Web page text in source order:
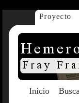
Proyecto
Inicio